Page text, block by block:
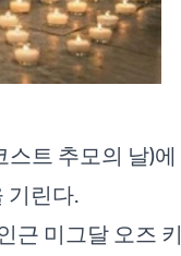
트 추모의 날)에
기린다.
근 미그달 오즈 키